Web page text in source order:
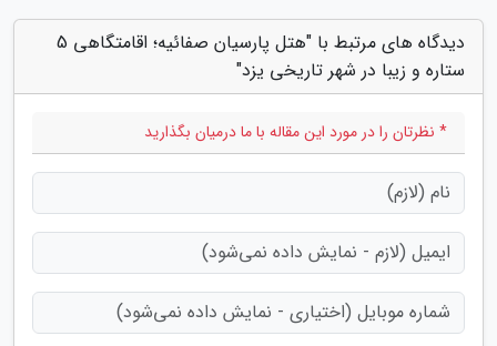
دیدگاه های مرتبط با "هتل پارسیان صفائیه؛ اقامتگاهی 5
ستاره و زیبا در شهر تاریخی یزد"
* نظرتان را در مورد این مقاله با ما درمیان بگذارید